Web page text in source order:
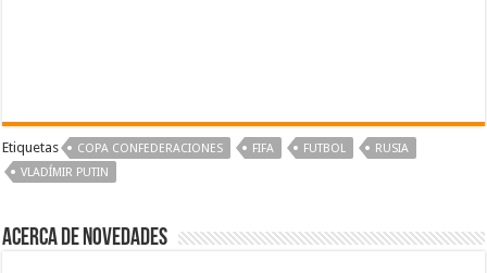
Etiquetas COPA CONFEDERACIONES FIFA FUTBOL
RUSIA
VLADÍMIR PUTIN
Acerca de NOVEDADES